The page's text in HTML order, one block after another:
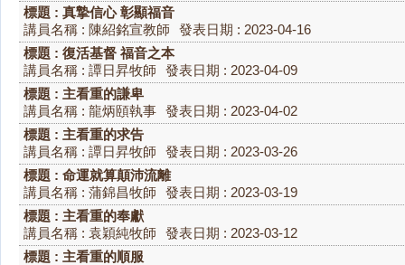
標題 : 真摯信心 彰顯福音
講員名稱 : 陳紹銘宣教師
發表日期 : 2023-04-16
標題 : 復活基督 福音之本
講員名稱 : 譚日昇牧師
發表日期 : 2023-04-09
標題 : 主看重的謙卑
講員名稱 : 龍炳頤執事 發表日期 : 2023-04-02
標題 : 主看重的求告
講員名稱 : 譚日昇牧師
發表日期 : 2023-03-26
標題 : 命運就算顛沛流離
講員名稱 : 蒲錦昌牧師
發表日期 : 2023-03-19
標題 : 主看重的奉獻
講員名稱 : 袁穎純牧師
發表日期 : 2023-03-12
標題 : 主看重的順服